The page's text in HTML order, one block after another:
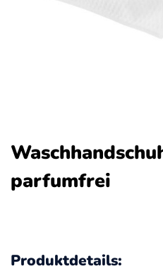
parfumfrei
Produktdetails: